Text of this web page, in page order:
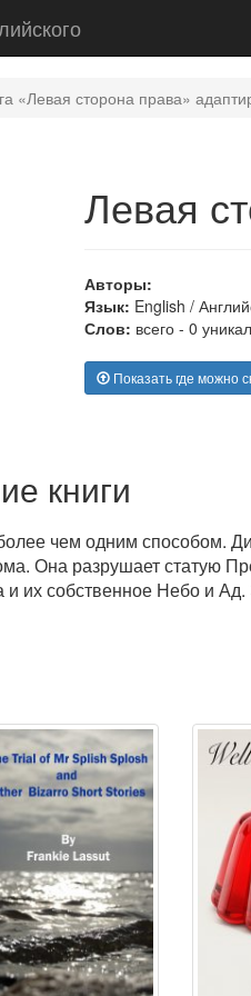
«Левая сторона права»
Левая
Авторы:
Язык: English /
Слов: всего - 0
Показать где можно
книги
чем одним способом.
Она разрушает статую
и их собственное Небо и